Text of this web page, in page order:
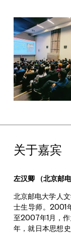
关于嘉宾
左汉卿 （北京邮
北京邮电大学人
士生导师。2001
至2007年1月，作
年，就日本思想